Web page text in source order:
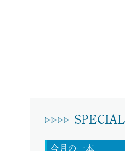
SPECIAL
今月の一本